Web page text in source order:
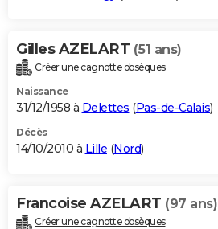
Gilles AZELART (51 ans)
Créer une cagnotte obsèques
Naissance
31/12/1958 à Delettes (Pas-de-Calais)
Décès
14/10/2010 à Lille (Nord)
Francoise AZELART (97 ans)
Créer une cagnotte obsèques